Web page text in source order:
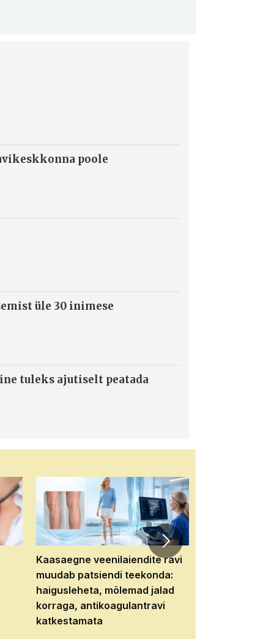
poole
üle 30 inimese
tuleks ajutiselt peatada
Kaasaegne veenilaiendite ravi
muudab patsiendi teekonda:
haigusleheta, mõlemad jalad
korraga, antikoagulantravi
katkestamata